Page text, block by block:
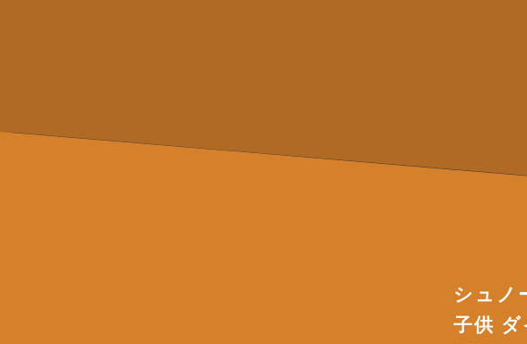
シュノ
子供